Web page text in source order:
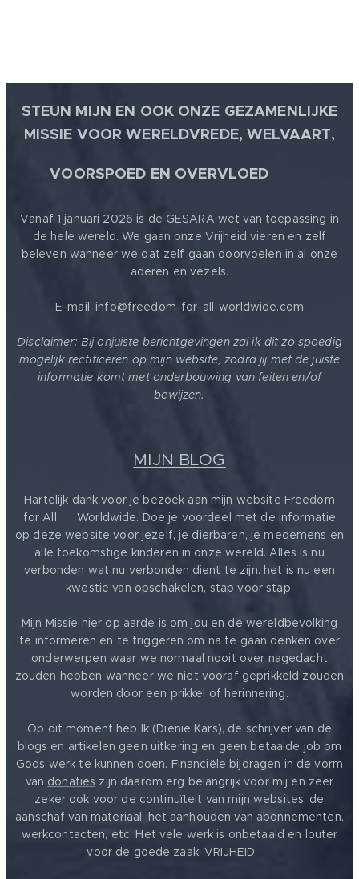
STEUN MIJN EN OOK ONZE GEZAMENLIJKE
MISSIE VOOR WERELDVREDE, WELVAART,
VOORSPOED EN OVERVLOED
Vanaf 1 januari 2026 is de GESARA wet van toepassing in
de hele wereld. We gaan onze Vrijheid vieren en zelf
beleven wanneer we dat zelf gaan doorvoelen in al onze
aderen en vezels.
E-mail: info@freedom-for-all-worldwide.com
Disclaimer: Bij onjuiste berichtgevingen zal ik dit zo spoedig
mogelijk rectificeren op mijn website, zodra jij met de juiste
informatie komt met onderbouwing van feiten en/of
bewijzen.
MIJN BLOG
Hartelijk dank voor je bezoek aan mijn website Freedom
for All ❤️ Worldwide. Doe je voordeel met de informatie
op deze website voor jezelf, je dierbaren, je medemens en
alle toekomstige kinderen in onze wereld. Alles is nu
verbonden wat nu verbonden dient te zijn. het is nu een
kwestie van opschakelen, stap voor stap.
Mijn Missie hier op aarde is om jou en de wereldbevolking
te informeren en te triggeren om na te gaan denken over
onderwerpen waar we normaal nooit over nagedacht
zouden hebben wanneer we niet vooraf geprikkeld zouden
worden door een prikkel of herinnering.
Op dit moment heb Ik (Dienie Kars), de schrijver van de
blogs en artikelen geen uitkering en geen betaalde job om
Gods werk te kunnen doen. Financiële bijdragen in de vorm
van donaties zijn daarom erg belangrijk voor mij en zeer
zeker ook voor de continuïteit van mijn websites, de
aanschaf van materiaal, het aanhouden van abonnementen,
werkcontacten, etc. Het vele werk is onbetaald en louter
voor de goede zaak: VRIJHEID ❤️